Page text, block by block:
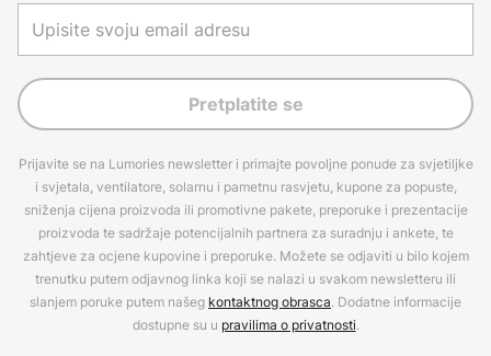
Pretplatite se
Prijavite se na Lumories newsletter i primajte povoljne ponude za svjetiljke
i svjetala, ventilatore, solarnu i pametnu rasvjetu, kupone za popuste,
sniženja cijena proizvoda ili promotivne pakete, preporuke i prezentacije
proizvoda te sadržaje potencijalnih partnera za suradnju i ankete, te
zahtjeve za ocjene kupovine i preporuke. Možete se odjaviti u bilo kojem
trenutku putem odjavnog linka koji se nalazi u svakom newsletteru ili
slanjem poruke putem našeg kontaktnog obrasca. Dodatne informacije
dostupne su u pravilima o privatnosti.